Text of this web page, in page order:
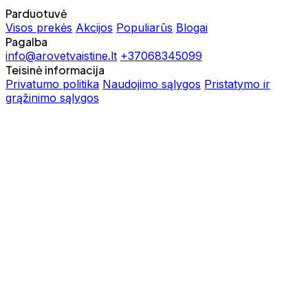
Parduotuvė
Visos prekės Akcijos Populiarūs Blogai
Pagalba
info@arovetvaistine.lt +37068345099
Teisinė informacija
Privatumo politika Naudojimo sąlygos Pristatymo ir
grąžinimo sąlygos